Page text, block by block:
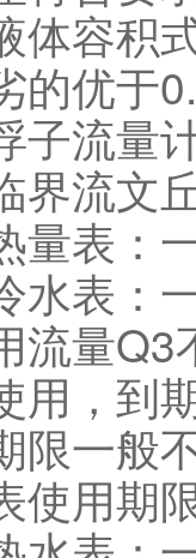
体容积
的优于
子流量
界流文
量表：
水表：
流量Q3
用，到
限一般
使用期